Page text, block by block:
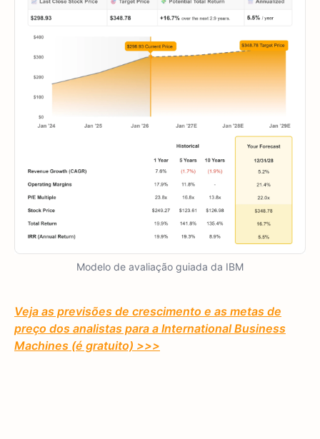
Modelo de avaliação guiada da IBM
Veja as previsões de crescimento e as metas de
preço dos analistas para a International Business
Machines (é gratuito) >>>